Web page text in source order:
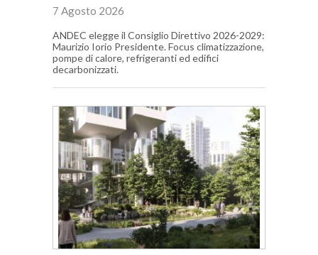
7 Agosto 2026
ANDEC elegge il Consiglio Direttivo 2026-2029:
Maurizio Iorio Presidente. Focus climatizzazione,
pompe di calore, refrigeranti ed edifici
decarbonizzati.